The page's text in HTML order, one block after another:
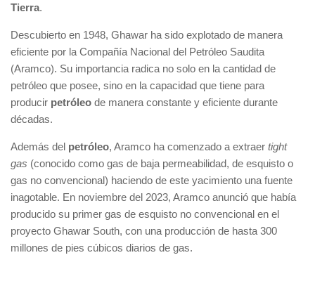
Tierra.
Descubierto en 1948, Ghawar ha sido explotado de manera
eficiente por la Compañía Nacional del Petróleo Saudita
(Aramco). Su importancia radica no solo en la cantidad de
petróleo que posee, sino en la capacidad que tiene para
producir petróleo de manera constante y eficiente durante
décadas.
Además del petróleo, Aramco ha comenzado a extraer tight
gas (conocido como gas de baja permeabilidad, de esquisto o
gas no convencional) haciendo de este yacimiento una fuente
inagotable. En noviembre del 2023, Aramco anunció que había
producido su primer gas de esquisto no convencional en el
proyecto Ghawar South, con una producción de hasta 300
millones de pies cúbicos diarios de gas.